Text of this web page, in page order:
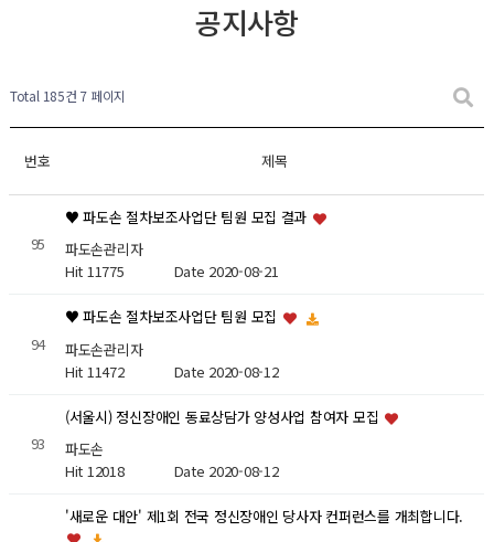
공지사항
Total 185건 7 페이지
번호 제목
95
♥ 파도손 절차보조사업단 팀원 모집 결과
파도손관리자
Hit 11775 Date 2020-08-21
94
♥ 파도손 절차보조사업단 팀원 모집
파도손관리자
Hit 11472 Date 2020-08-12
93
(서울시) 정신장애인 동료상담가 양성사업 참여자 모집
파도손
Hit 12018 Date 2020-08-12
'새로운 대안' 제1회 전국 정신장애인 당사자 컨퍼런스를 개최합니다.